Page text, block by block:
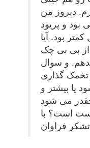
دیروز من
و پریود
بود. آیا
از بی بی چک
و سوال
تخمک گذاری
یا بیشتر و
می شود
است؟ با
تشکر فراوان